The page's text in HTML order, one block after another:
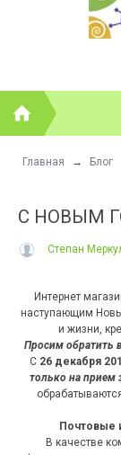
Главная → Блог
С НОВЫМ
Степан
Интернет
наступающим
и жизни,
Просим обратить
С 26 декабря
только на прием
Почтовые
В качестве